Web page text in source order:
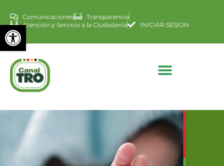
Abrir barra de
Comunicaciones
Transparencia
Atención y Servicio a la Ciudadanía
INICIAR SESION